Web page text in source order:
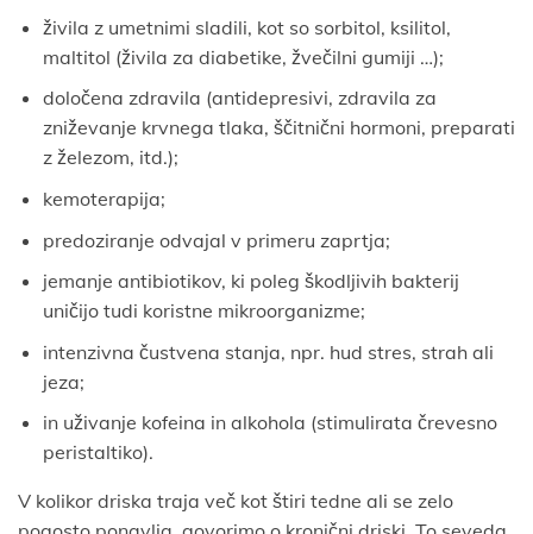
živila z umetnimi sladili, kot so sorbitol, ksilitol,
maltitol (živila za diabetike, žvečilni gumiji …);
določena zdravila (antidepresivi, zdravila za
zniževanje krvnega tlaka, ščitnični hormoni, preparati
z železom, itd.);
kemoterapija;
predoziranje odvajal v primeru zaprtja;
jemanje antibiotikov, ki poleg škodljivih bakterij
uničijo tudi koristne mikroorganizme;
intenzivna čustvena stanja, npr. hud stres, strah ali
jeza;
in uživanje kofeina in alkohola (stimulirata črevesno
peristaltiko).
V kolikor driska traja več kot štiri tedne ali se zelo